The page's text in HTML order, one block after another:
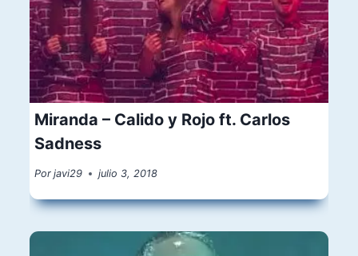
Miranda – Calido y Rojo ft. Carlos
Sadness
Por javi29 julio 3, 2018